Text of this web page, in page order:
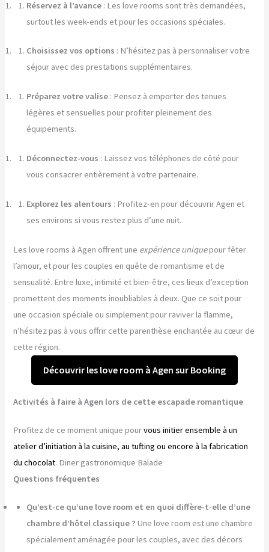
Réservez à l’avance : Les love rooms sont très demandées,
surtout les week-ends et pour les occasions spéciales.
Choisissez vos options : N’hésitez pas à personnaliser votre
séjour avec des prestations supplémentaires.
Préparez votre valise : Pensez à emporter des tenues
légères et sensuelles pour profiter pleinement des
équipements.
Déconnectez-vous : Laissez vos téléphones de côté pour
vous consacrer entièrement à votre partenaire.
Explorez les alentours : Profitez-en pour découvrir Agen et
ses environs si vous restez plus d’une nuit.
Les love rooms à Agen offrent une expérience uniquepour fêter
l’amour, et pour les couples en quête de romantisme et de
sensualité. Entre luxe, intimité et bien-être, ces lieux d’exception
promettent des moments inoubliables à deux. Que ce soit pour
une occasion spéciale ou simplement pour raviver la flamme,
n’hésitez pas à vous offrir cette parenthèse enchantée au cœur de
cette région.
Découvrir les love room à Agen sur Booking
Activités à faire à Agen lors de cette escapade romantique
Profitez de ce moment unique pourvous initier ensemble à un
atelier d’initiation à la cuisine, au tufting ou encore à la fabrication
du chocolat. Diner gastronomique Balade
Questions fréquentes
Qu’est-ce qu’une love room et en quoi diffère-t-elle d’une
chambre d’hôtel classique ? Une love room est une chambre
spécialement aménagée pour les couples, avec des décors